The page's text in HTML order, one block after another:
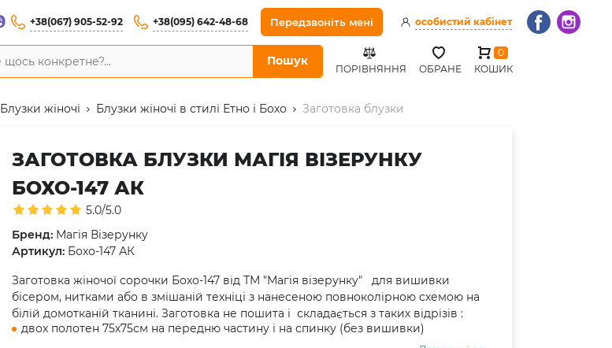
+38(067) 905-52-92 +38(095) 642-48-68 Передзвоніть мені особистий кабінет
ПОРІВНЯННЯ ОБРАНЕ
0
КОШИК
Пошук
Блузки жіночі Блузки жіночі в стилі Етно і Бохо Заготовка блузки
ЗАГОТОВКА БЛУЗКИ МАГІЯ ВІЗЕРУНКУ
БОХО-147 АК
Бренд: Магія Візерунку
Артикул: Бохо-147 АК
Заготовка жіночої сорочки Бохо-147 від ТМ "Магія візерунку" для вишивки
бісером, нитками або в змішаній техніці з нанесеною повноколірною схемою на
білій домотканій тканині. Заготовка не пошита і складається з таких відрізів :
двох полотен 75х75см на передню частину і на спинку (без вишивки)
5.0/5.0